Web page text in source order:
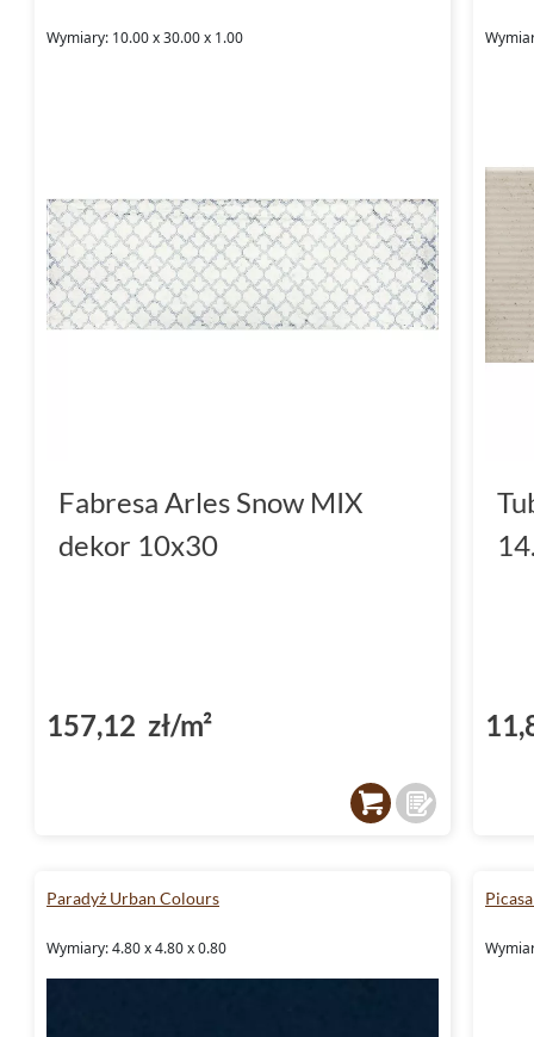
Wymiary: 10.00 x 30.00 x 1.00
Fabresa Arles Snow MIX
dekor 10x30
157,12 zł/m²
Paradyż Urban Colours
Wymiary: 4.80 x 4.80 x 0.80